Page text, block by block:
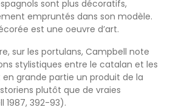
sont plus décoratifs,
empruntés dans son modèle.
est une oeuvre d’art.
sur les portulans, Campbell note
stylistiques entre le catalan et les
grande partie un produit de la
plutôt que de vraies
392-93).